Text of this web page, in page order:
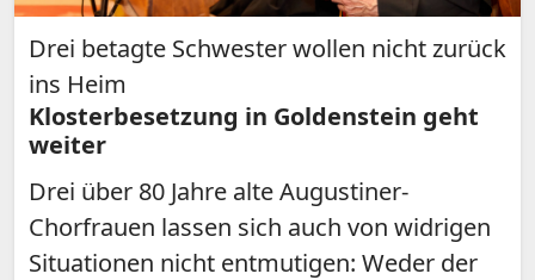
Drei betagte Schwester wollen nicht zurück
ins Heim
Klosterbesetzung in Goldenstein geht
weiter
Drei über 80 Jahre alte Augustiner-
Chorfrauen lassen sich auch von widrigen
Situationen nicht entmutigen: Weder der